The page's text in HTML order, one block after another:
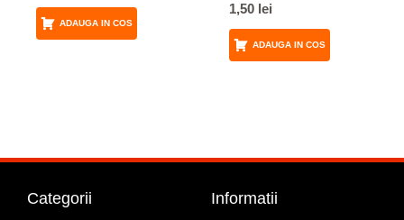
ADAUGA IN COS
1,50 lei
ADAUGA IN COS
Categorii Informatii